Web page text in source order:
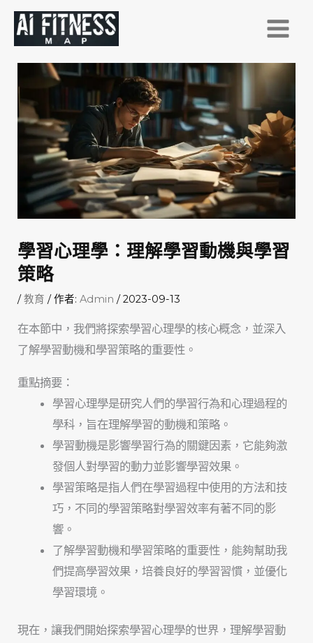
學習心理學：理解學習動機與學習
策略
/教育 / 作者:Admin/2023-09-13
在本節中，我們將探索學習心理學的核心概念，並深入
了解學習動機和學習策略的重要性。
重點摘要：
學習心理學是研究人們的學習行為和心理過程的
學科，旨在理解學習的動機和策略。
學習動機是影響學習行為的關鍵因素，它能夠激
發個人對學習的動力並影響學習效果。
學習策略是指人們在學習過程中使用的方法和技
巧，不同的學習策略對學習效率有著不同的影
響。
了解學習動機和學習策略的重要性，能夠幫助我
們提高學習效果，培養良好的學習習慣，並優化
學習環境。
現在，讓我們開始探索學習心理學的世界，理解學習動